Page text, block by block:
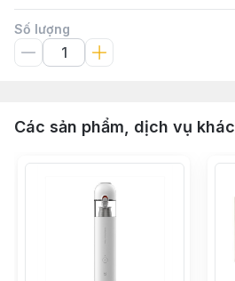
Số lượng
Các sản phẩm, dịch vụ khác